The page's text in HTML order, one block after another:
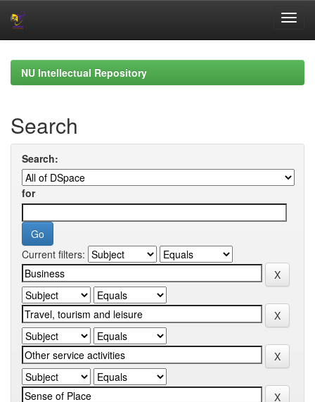
navigationNU Intellectual Repository
Search
Search:
for
Current filters: